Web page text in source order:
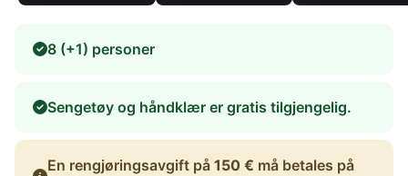
8 (+1) personer
Sengetøy og håndklær er gratis tilgjengelig.
En rengjøringsavgift på 150 € må betales på